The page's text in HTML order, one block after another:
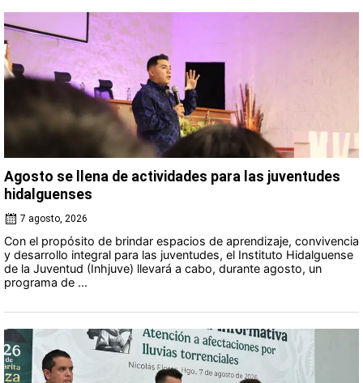
Agosto se llena de actividades para las juventudes
hidalguenses
7 agosto, 2026
Con el propósito de brindar espacios de aprendizaje, convivencia
y desarrollo integral para las juventudes, el Instituto Hidalguense
de la Juventud (Inhjuve) llevará a cabo, durante agosto, un
programa de ...